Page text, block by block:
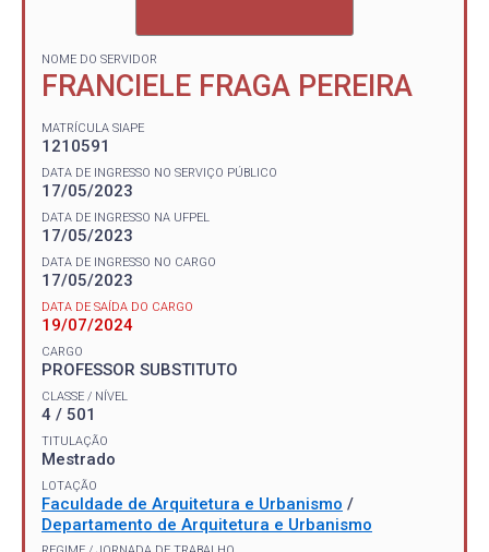
NOME DO SERVIDOR
FRANCIELE FRAGA PEREIRA
MATRÍCULA SIAPE
1210591
DATA DE INGRESSO NO SERVIÇO PÚBLICO
17/05/2023
DATA DE INGRESSO NA UFPEL
17/05/2023
DATA DE INGRESSO NO CARGO
17/05/2023
DATA DE SAÍDA DO CARGO
19/07/2024
CARGO
PROFESSOR SUBSTITUTO
CLASSE / NÍVEL
4 / 501
TITULAÇÃO
Mestrado
LOTAÇÃO
Faculdade de Arquitetura e Urbanismo /
Departamento de Arquitetura e Urbanismo